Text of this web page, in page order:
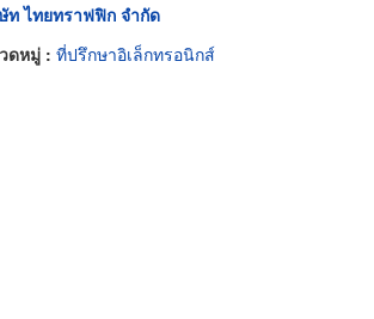
ท ไทยทราฟฟิก จำกัด
ดหมู่ : ที่ปรึกษาอิเล็กทรอนิกส์